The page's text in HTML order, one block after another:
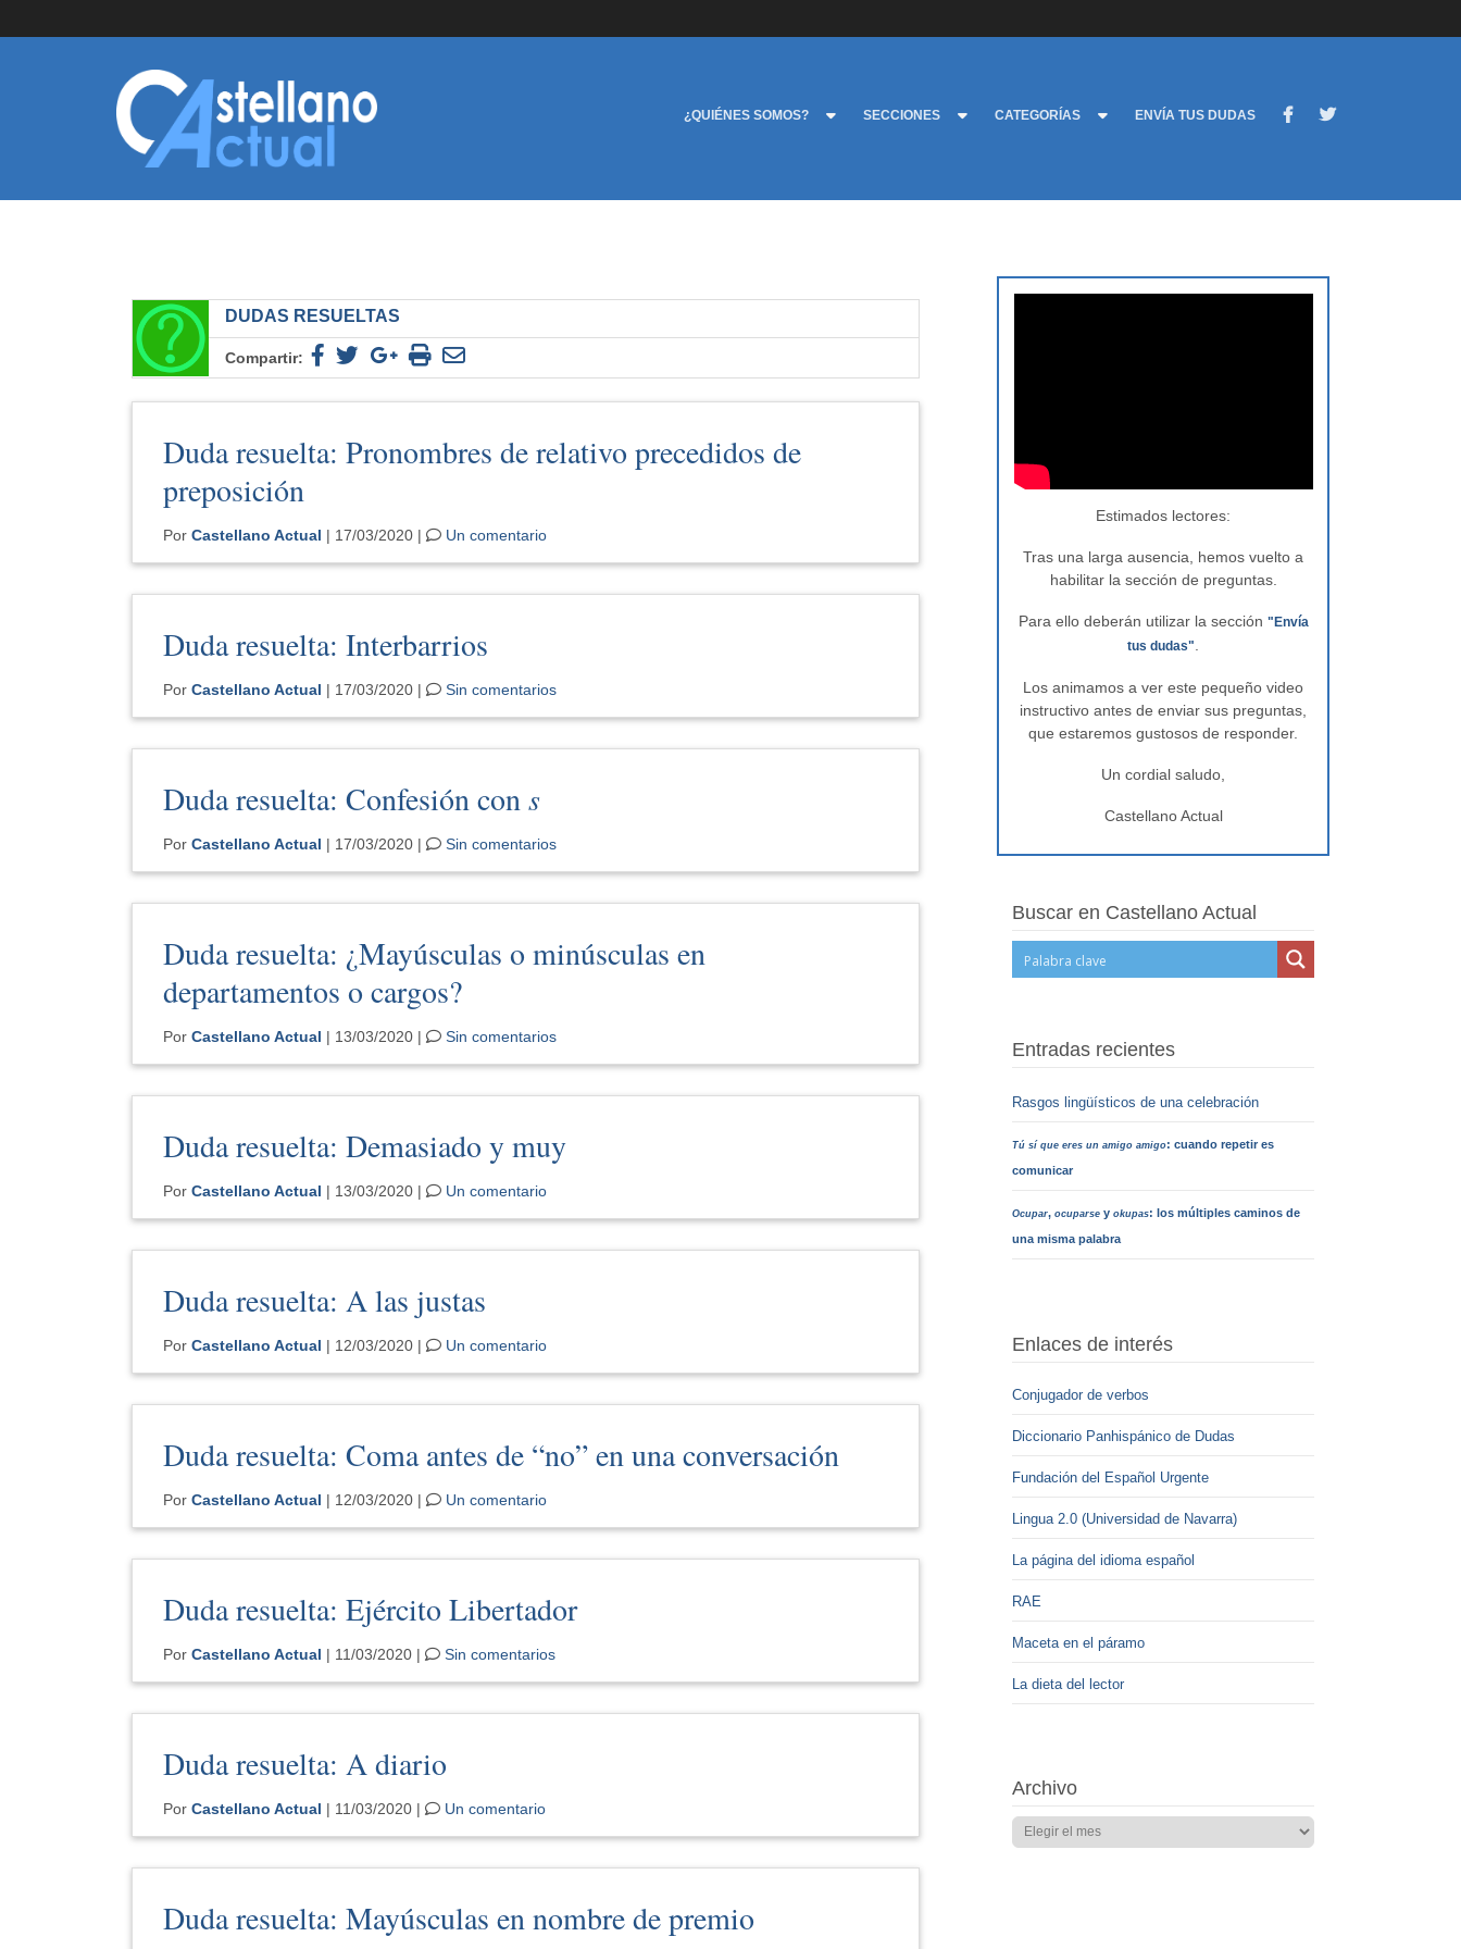
¿QUIÉNES SOMOS? SECCIONES CATEGORÍAS ENVÍA TUS DUDAS
DUDAS RESUELTAS
Compartir:
Duda resuelta: Pronombres de relativo precedidos de
preposición
Por Castellano Actual | 17/03/2020 | Un comentario
Duda resuelta: Interbarrios
Por Castellano Actual | 17/03/2020 | Sin comentarios
Duda resuelta: Confesión cons
Por Castellano Actual | 17/03/2020 | Sin comentarios
Duda resuelta: ¿Mayúsculas o minúsculas en
departamentos o cargos?
Por Castellano Actual | 13/03/2020 | Sin comentarios
Duda resuelta: Demasiado y muy
Por Castellano Actual | 13/03/2020 | Un comentario
Duda resuelta: A las justas
Por Castellano Actual | 12/03/2020 | Un comentario
Duda resuelta: Coma antes de “no” en una conversación
Por Castellano Actual | 12/03/2020 | Un comentario
Duda resuelta: Ejército Libertador
Por Castellano Actual | 11/03/2020 | Sin comentarios
Duda resuelta: A diario
Por Castellano Actual | 11/03/2020 | Un comentario
Duda resuelta: Mayúsculas en nombre de premio
Estimados lectores:
Tras una larga ausencia, hemos vuelto a
habilitar la sección de preguntas.
Para ello deberán utilizar la sección "Envía
tus dudas"
Los animamos a ver este pequeño video
instructivo antes de enviar sus preguntas,
que estaremos gustosos de responder.
Un cordial saludo,
Castellano Actual
Buscar en Castellano Actual
Entradas recientes
Rasgos lingüísticos de una celebración
Tú sí que eres un amigo amigo: cuando repetir es
comunicar
Ocupar, ocuparsey okupas: los múltiples caminos de
una misma palabra
Enlaces de interés
Conjugador de verbos
Diccionario Panhispánico de Dudas
Fundación del Español Urgente
Lingua 2.0 (Universidad de Navarra)
La página del idioma español
RAE
Maceta en el páramo
La dieta del lector
Archivo